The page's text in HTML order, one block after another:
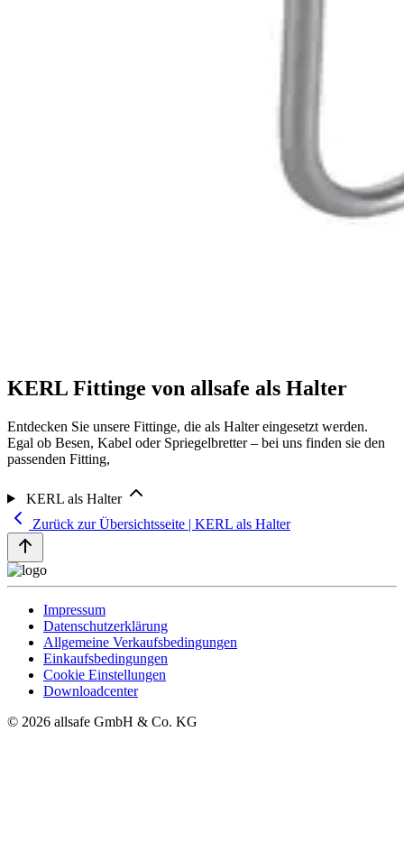
KERL Fittinge von allsafe als Halter
Entdecken Sie unsere Fittinge, die als Halter eingesetzt werden.
Egal ob Besen, Kabel oder Spriegelbretter – bei uns finden sie den
passenden Fitting,
KERL als Halter
Zurück zur Übersichtsseite | KERL als Halter
Impressum
Datenschutzerklärung
Allgemeine Verkaufsbedingungen
Einkaufsbedingungen
Cookie Einstellungen
Downloadcenter
© 2026 allsafe GmbH & Co. KG